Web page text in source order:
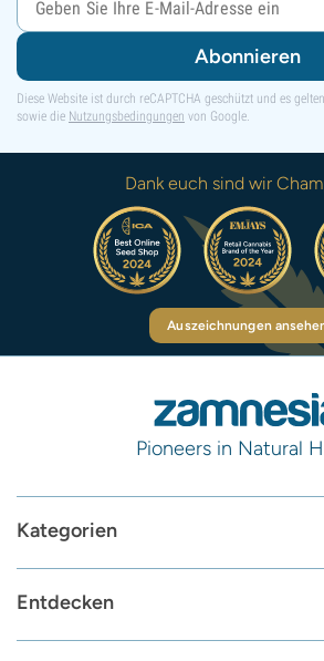
Abonnieren
Diese Website ist durch reCAPTCHA geschützt und es
sowie die Nutzungsbedingungen von Google.
Dank euch sind wir
Auszeichnungen
Pioneers in Natural
Kategorien
Entdecken